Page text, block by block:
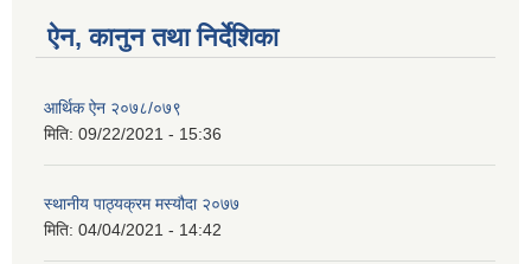
ऐन, कानुन तथा निर्देशिका
आर्थिक ऐन २०७८/०७९
मिति: 09/22/2021 - 15:36
स्थानीय पाठ्यक्रम मस्यौदा २०७७
मिति: 04/04/2021 - 14:42